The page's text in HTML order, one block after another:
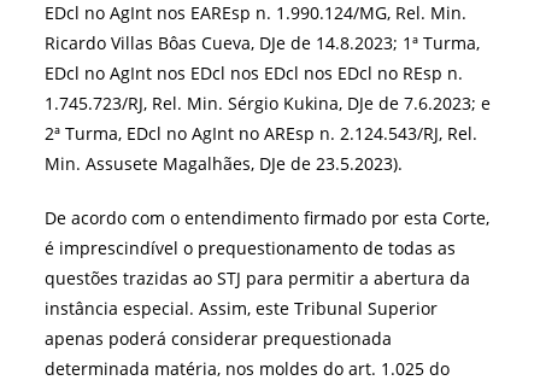
EDcl no AgInt nos EAREsp n. 1.990.124/MG, Rel. Min.
Ricardo Villas Bôas Cueva, DJe de 14.8.2023; 1ª Turma,
EDcl no AgInt nos EDcl nos EDcl nos EDcl no REsp n.
1.745.723/RJ, Rel. Min. Sérgio Kukina, DJe de 7.6.2023; e
2ª Turma, EDcl no AgInt no AREsp n. 2.124.543/RJ, Rel.
Min. Assusete Magalhães, DJe de 23.5.2023).
De acordo com o entendimento firmado por esta Corte,
é imprescindível o prequestionamento de todas as
questões trazidas ao STJ para permitir a abertura da
instância especial. Assim, este Tribunal Superior
apenas poderá considerar prequestionada
determinada matéria, nos moldes do art. 1.025 do